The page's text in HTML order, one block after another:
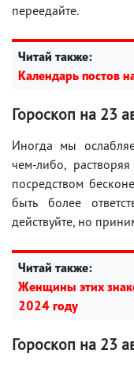
переедайте.
Читай также:
Календарь постов
Гороскоп на 23
Иногда мы
чем-либо,
посредством
быть более
действуйте, но
Читай также:
Женщины этих
2024 году
Гороскоп на 23